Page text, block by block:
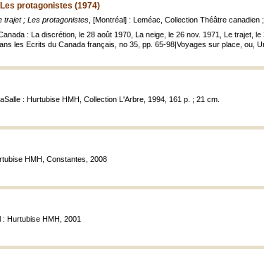
protagonistes (1974)
trajet ; Les protagonistes , [Montréal] : Leméac, Collection Théâtre canadien
: La discrétion, le 28 août 1970, La neige, le 26 nov. 1971, Le trajet,
les Ecrits du Canada français, no 35, pp. 65-98|Voyages sur place, ou,
: Hurtubise HMH, Collection L'Arbre, 1994, 161 p. ; 21 cm.
HMH, Constantes, 2008
: Hurtubise HMH, 2001